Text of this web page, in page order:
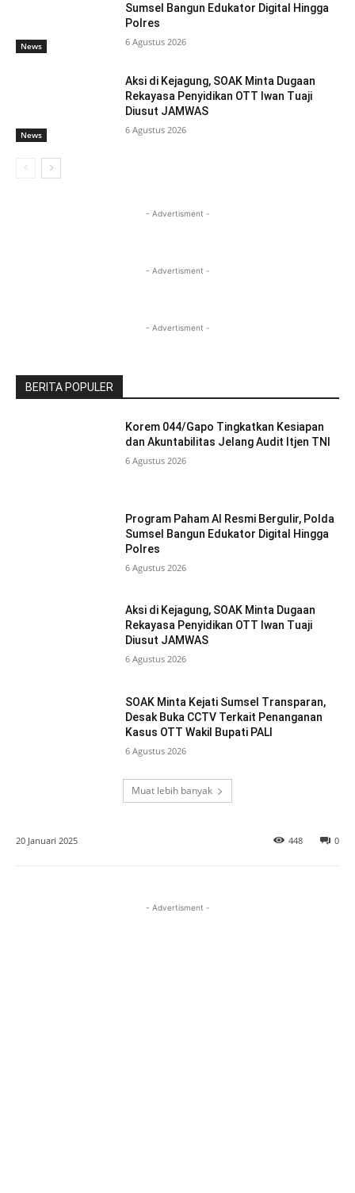
News
Sumsel Bangun Edukator Digital Hingga
Polres
6 Agustus 2026
News
Aksi di Kejagung, SOAK Minta Dugaan
Rekayasa Penyidikan OTT Iwan Tuaji
Diusut JAMWAS
6 Agustus 2026
- Advertisment -
- Advertisment -
- Advertisment -
BERITA POPULER
Korem 044/Gapo Tingkatkan Kesiapan
dan Akuntabilitas Jelang Audit Itjen TNI
6 Agustus 2026
Program Paham AI Resmi Bergulir, Polda
Sumsel Bangun Edukator Digital Hingga
Polres
6 Agustus 2026
Aksi di Kejagung, SOAK Minta Dugaan
Rekayasa Penyidikan OTT Iwan Tuaji
Diusut JAMWAS
6 Agustus 2026
SOAK Minta Kejati Sumsel Transparan,
Desak Buka CCTV Terkait Penanganan
Kasus OTT Wakil Bupati PALI
6 Agustus 2026
Muat lebih banyak
20 Januari 2025 0
448
- Advertisment -